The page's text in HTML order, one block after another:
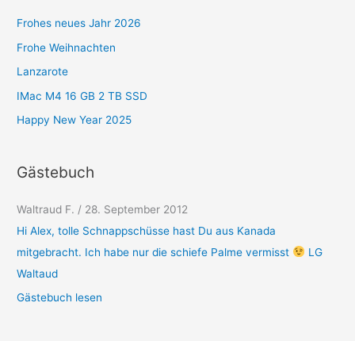
n
Frohes neues Jahr 2026
Frohe Weihnachten
Lanzarote
IMac M4 16 GB 2 TB SSD
Happy New Year 2025
Gästebuch
Waltraud F. / 28. September 2012
Hi Alex, tolle Schnappschüsse hast Du aus Kanada
mitgebracht. Ich habe nur die schiefe Palme vermisst
LG
Waltaud
Gästebuch lesen